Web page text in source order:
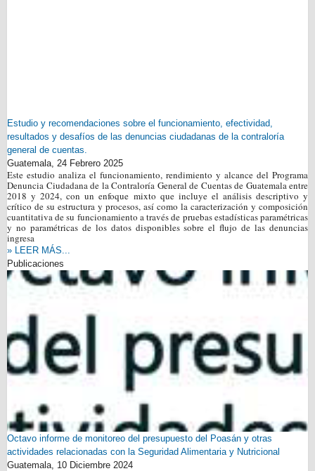
Estudio y recomendaciones sobre el funcionamiento, efectividad,
resultados y desafíos de las denuncias ciudadanas de la contraloría
general de cuentas.
Guatemala, 24 Febrero 2025
Este estudio analiza el funcionamiento, rendimiento y alcance del Programa
Denuncia Ciudadana de la Contraloría General de Cuentas de Guatemala entre
2018 y 2024, con un enfoque mixto que incluye el análisis descriptivo y
crítico de su estructura y procesos, así como la caracterización y composición
cuantitativa de su funcionamiento a través de pruebas estadísticas paramétricas
y no paramétricas de los datos disponibles sobre el flujo de las denuncias
ingresa
» LEER MÁS...
Publicaciones
Octavo informe de monitoreo del presupuesto del Poasán y otras
actividades relacionadas con la Seguridad Alimentaria y Nutricional
Guatemala, 10 Diciembre 2024